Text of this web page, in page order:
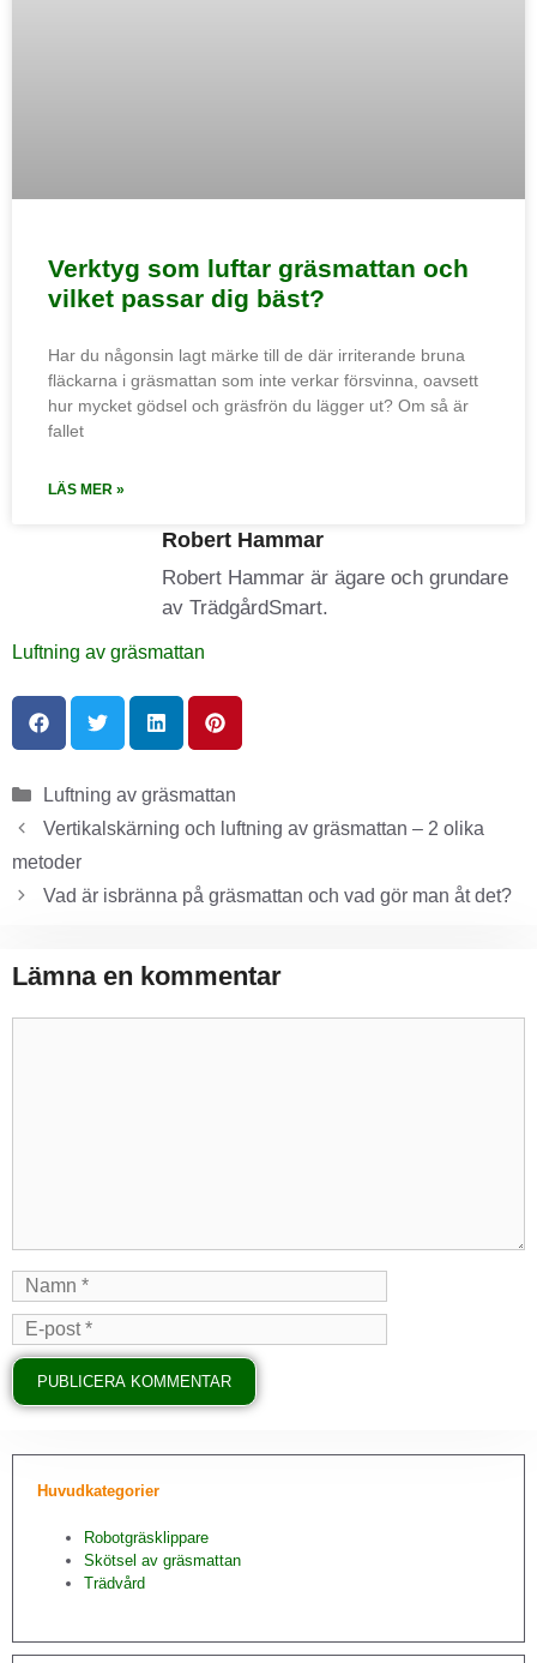
Verktyg som luftar gräsmattan och
vilket passar dig bäst?
Har du någonsin lagt märke till de där irriterande bruna
fläckarna i gräsmattan som inte verkar försvinna, oavsett
hur mycket gödsel och gräsfrön du lägger ut? Om så är
fallet
LÄS MER »
Robert Hammar
Robert Hammar är ägare och grundare
av TrädgårdSmart.
Luftning av gräsmattan
Luftning av gräsmattan
Vertikalskärning och luftning av gräsmattan – 2 olika
metoder
Vad är isbränna på gräsmattan och vad gör man åt det?
Lämna en kommentar
Huvudkategorier
Robotgräsklippare
Skötsel av gräsmattan
Trädvård